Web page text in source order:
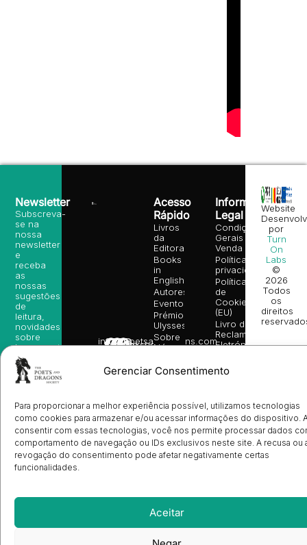
Gerenciar Consentimento
Para proporcionar a melhor experiência possível, utilizamos tecnologias
como cookies para armazenar e/ou acessar informações do dispositivo.
consentir com essas tecnologias, você nos permite processar dados
comportamento de navegação ou IDs exclusivos neste site. A recusa ou
revogação do consentimento pode afetar negativamente certas
funcionalidades.
Aceitar
info@poetsandragons.com
Infantil
Adulto
Bookshop
Acesso
Rápido
Livros
da
Editora
Books
in
English
Autores
Eventos
Prémio
Ulysses
Sobre
Nós
de
de
Ilustradores
Registo
de
Livrarias
Informação
Legal
Condições
Gerais de
Venda
Política de
privacidade
Política
de
Cookies
(EU)
Livro de
Reclamações
Eletrónico
Newsletter
Subscreva-
se na
nossa
newsletter
e
receba
as
nossas
sugestões
de
leitura,
novidades
sobre
lançamentos,
vantagens
exclusivas
e
no seu
e-mail.
Subscrever
Website
por
Turn
On
Labs
©
2026
Todos
os
direitos